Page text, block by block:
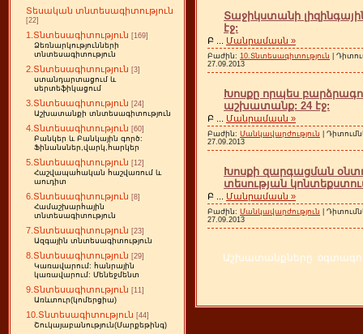
Տեսական տնտեսագիտություն
[22]
1.Տնտեսագիտություն [169]
Ձեռնարկությունների
տնտեսագիտություն
2.Տնտեսագիտություն [3]
ստանդարտացում և
սերտեֆիկացում
3.Տնտեսագիտություն [24]
Աշխատանքի տնտեսագիտություն
4.Տնտեսագիտություն [60]
Բանկեր և Բանկային գործ:
Ֆինանսներ,վարկ,հարկեր
5.Տնտեսագիտություն [12]
Հաշվապահական հաշվառում և
աուդիտ
6.Տնտեսագիտություն [8]
Համաշխարհային
տնտեսագիտություն
7.Տնտեսագիտություն [23]
Ազգային տնտեսագիտություն
8.Տնտեսագիտություն [29]
Կառավարում: հանրային
կառավարում: Մենեջմենտ
9.Տնտեսագիտություն [11]
Առևտուր(կոմերցիա)
10.Տնտեսագիտություն [44]
Շուկայաբանություն(Մարքեթինգ)
Տաջիկստանի
էջ:
Բ Մանրամասն »
Բաժին: 10.Տնտեսագիտություն |
27.09.2013
Խոսքը որպես
աշխատանք: 24 էջ:
Բ Մանրամասն »
Բաժին: Մանկավարժություն |
27.09.2013
Խոսքի զարգացման
տեսության
Բ Մանրամասն »
Բաժին: Մանկավարժություն |
27.09.2013
Աշխատանքները